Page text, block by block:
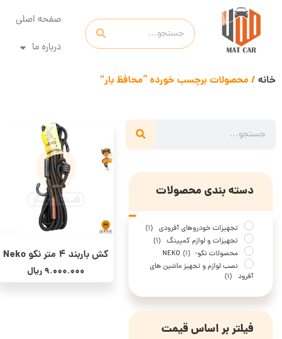
صفحه اصلی
درباره ما
خانه / محصولات برچسب خورده “محافظ بار”
دسته بندی محصولات
تجهیزات خودروهای آفرودی (1)
تجهیزات و لوازم کمپینگ (1)
محصولات نکو- NEKO (1)
نصب لوازم و تجهیز ماشین های
آفرود (1)
فیلتر بر اساس قیمت
کش باربند 4 متر نکو Neko
9.000.000ریال